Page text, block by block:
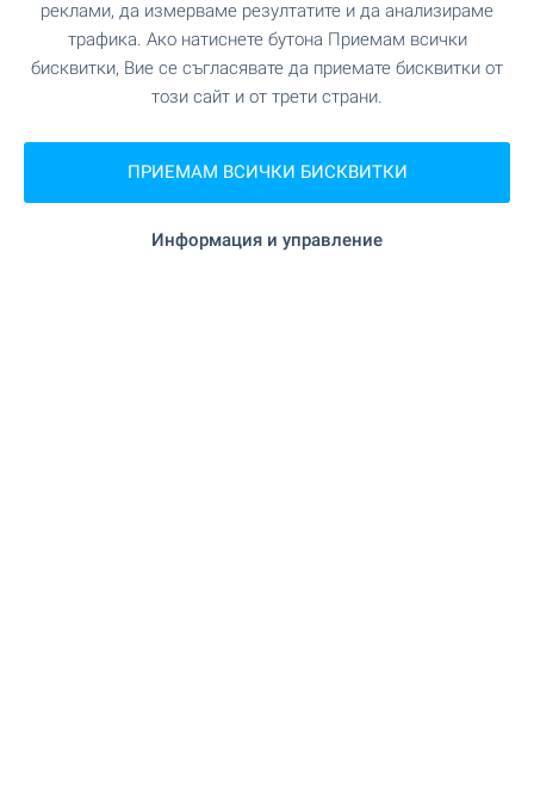
Ресторант"Restaurant Leonardo Bansko" на 617
м. (8 мин.)
на 987 м. (12 мин.)
Кафенена 1.1 км. (13 мин.)
"Motorhead Cafe Bar" на 874 м. (11 мин.)
реклами, да измерваме резултатите и да анализираме
трафика. Ако натиснете бутона Приемам всички
бисквитки, Вие се съгласявате да приемате бисквитки от
този сайт и от трети страни.
ПРИЕМАМ ВСИЧКИ БИСКВИТКИ
Информация и управление